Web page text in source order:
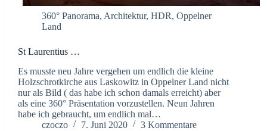
360° Panorama, Architektur, HDR, Oppelner
Land
St Laurentius …
Es musste neu Jahre vergehen um endlich die kleine
Holzschrotkirche aus Laskowitz in Oppelner Land nicht
nur als Bild ( das habe ich schon damals erreicht) aber
als eine 360° Präsentation vorzustellen. Neun Jahren
habe ich gebraucht, um endlich mal…
czoczo
7. Juni 2020 3 Kommentare